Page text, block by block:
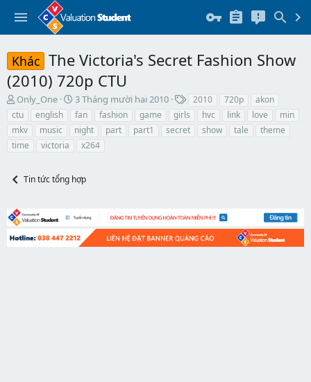
Khác The Victoria's Secret Fashion Show
(2010) 720p CTU
T
h
e
a
s
t
r
t
e
Only_One
N
g
y
đ
3 Tháng mười hai 2010
h
2010 720p
akon
ctu
english fan fashion game girls hvc link love
min
mkv
music night part part1 secret show tale
theme
time
victoria x264
Tin tức tổng hợp